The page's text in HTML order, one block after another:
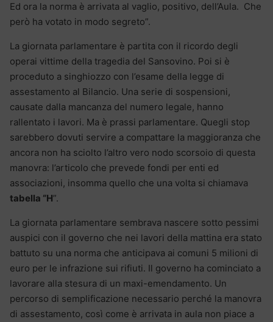
Ed ora la norma è arrivata al vaglio, positivo, dell’Aula. Che
però ha votato in modo segreto”.
La giornata parlamentare è partita con il ricordo degli
operai vittime della tragedia del Sansovino. Poi si è
proceduto a singhiozzo con l’esame della legge di
assestamento al Bilancio. Una serie di sospensioni,
causate dalla mancanza del numero legale, hanno
rallentato i lavori. Ma è prassi parlamentare. Quegli stop
sarebbero dovuti servire a compattare la maggioranza che
ancora non ha sciolto l’altro vero nodo scorsoio di questa
manovra: l’articolo che prevede fondi per enti ed
associazioni, insomma quello che una volta si chiamava
tabella “H”.
La giornata parlamentare sembrava nascere sotto pessimi
auspici con il governo che nei lavori della mattina era stato
battuto su una norma che anticipava ai comuni 5 milioni di
euro per le infrazione sui rifiuti. Il governo ha cominciato a
lavorare alla stesura di un maxi-emendamento. Un
percorso di semplificazione necessario perché la manovra
di assestamento, così come è arrivata in aula non piace a